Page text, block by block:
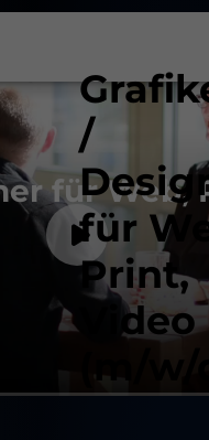
für Web,
/
für
Print,
Video